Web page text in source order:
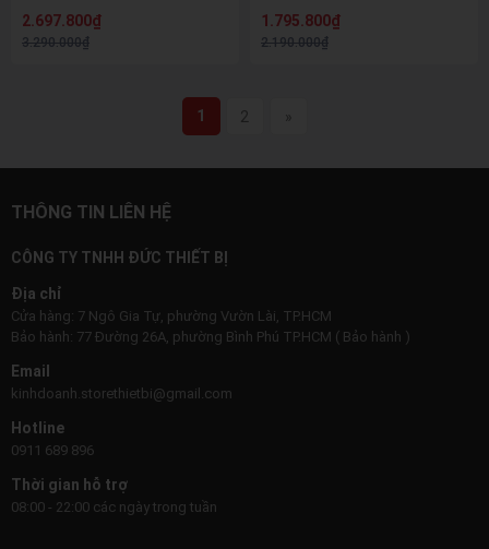
2.697.800₫
3.290.000₫
1.795.800₫
2.190.000₫
1 2 »
THÔNG TIN LIÊN HỆ
CÔNG TY TNHH ĐỨC THIẾT BỊ
Địa chỉ
Cửa hàng: 7 Ngô Gia Tự, phường Vườn Lài, TP.HCM
Bảo hành: 77 Đường 26A, phường Bình Phú TP.HCM ( Bảo hành )
Email
kinhdoanh.storethietbi@gmail.com
Hotline
0911 689 896
Thời gian hỗ trợ
08:00 - 22:00 các ngày trong tuần